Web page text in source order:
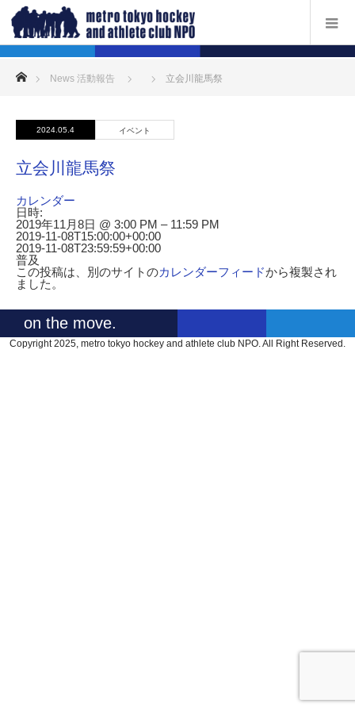
ホーム
News 活動報告 立会川龍馬祭
2024.05.4 イベント
立会川龍馬祭
カレンダー
日時:
2019年11月8日 @ 3:00 PM – 11:59 PM
2019-11-08T15:00:00+00:00
2019-11-08T23:59:59+00:00
普及
この投稿は、別のサイトのカレンダーフィードから複製され
ました。
on the move.
Copyright 2025, metro tokyo hockey and athlete club NPO. All Right Reserved.